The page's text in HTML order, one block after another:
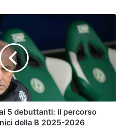
5 debuttanti: il percorso
della B 2025-2026